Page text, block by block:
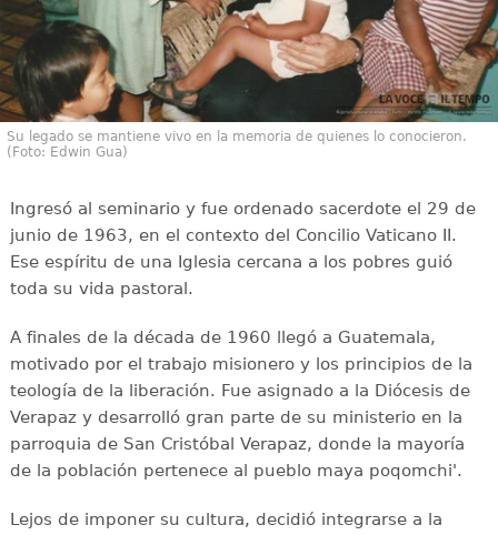
Su legado se mantiene vivo en la memoria de quienes lo conocieron.
(Foto: Edwin Gua)
Ingresó al seminario y fue ordenado sacerdote el 29 de
junio de 1963, en el contexto del Concilio Vaticano II.
Ese espíritu de una Iglesia cercana a los pobres guió
toda su vida pastoral.
A finales de la década de 1960 llegó a Guatemala,
motivado por el trabajo misionero y los principios de la
teología de la liberación. Fue asignado a la Diócesis de
Verapaz y desarrolló gran parte de su ministerio en la
parroquia de San Cristóbal Verapaz, donde la mayoría
de la población pertenece al pueblo maya poqomchi'.
Lejos de imponer su cultura, decidió integrarse a la